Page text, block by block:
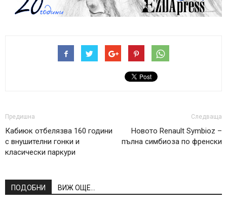
Предишна
Кабиюк отбелязва 160 години
с внушителни гонки и
класически паркури
Следваща
Новото Renault Symbioz –
пълна симбиоза по френски
ПОДОБНИ ВИЖ ОЩЕ...